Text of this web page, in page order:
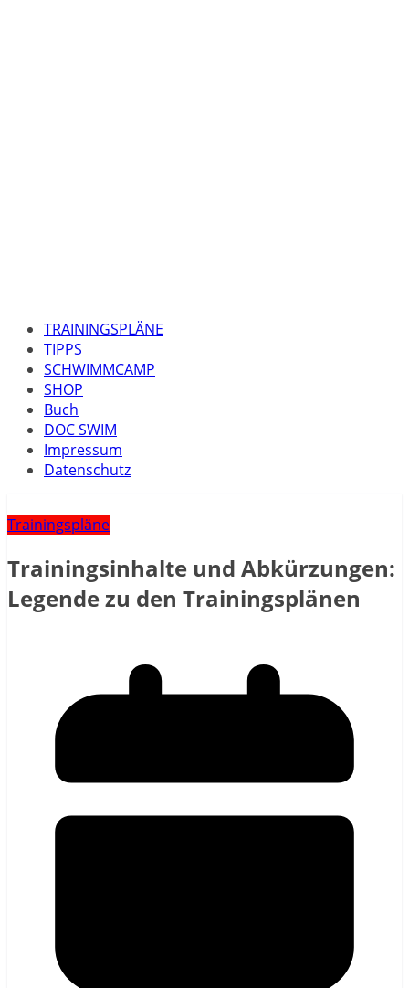
TRAININGSPLÄNE
TIPPS
SCHWIMMCAMP
SHOP
Buch
DOC SWIM
Impressum
Datenschutz
Trainingspläne
Trainingsinhalte und Abkürzungen:
Legende zu den Trainingsplänen